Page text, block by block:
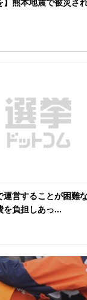
】熊本地震で被災さ
運営することが困難
を負担しあっ...